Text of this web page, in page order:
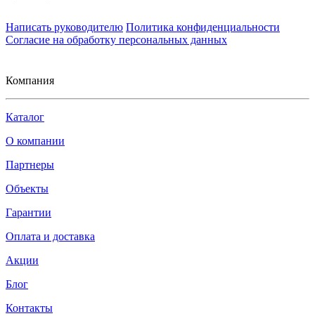
Написать руководителю Политика конфиденциальности
Согласие на обработку персональных данных
Компания
Каталог
О компании
Партнеры
Объекты
Гарантии
Оплата и доставка
Акции
Блог
Контакты